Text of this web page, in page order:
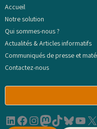
Accueil
Notre solution
Qui sommes-nous ?
Actualités & Articles informatifs
Communiqués de presse et
Contactez-nous
R
hLinkedIn Facebook InstagramMastodon TikTok Bluesky YouTube X